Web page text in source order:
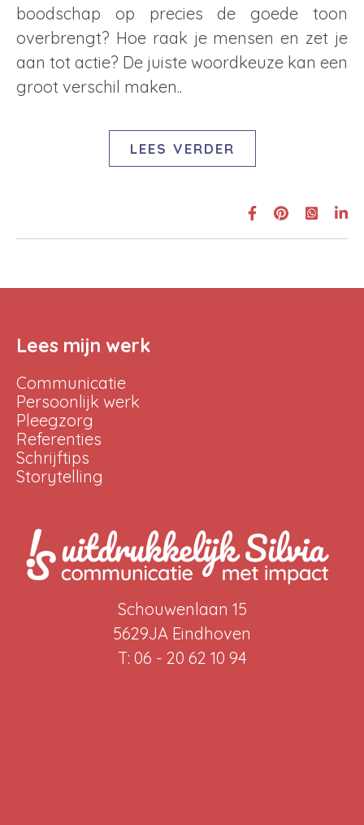
boodschap op precies de goede toon
overbrengt? Hoe raak je mensen en zet je
aan tot actie? De juiste woordkeuze kan een
groot verschil maken..
LEES VERDER
Lees mijn werk
Communicatie
Persoonlijk werk
Pleegzorg
Referenties
Schrijftips
Storytelling
Schouwenlaan 15
5629JA Eindhoven
T: 06 - 20 62 10 94